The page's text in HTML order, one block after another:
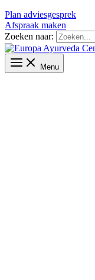
Plan adviesgesprek
Afspraak maken
Zoeken naar:
Menu